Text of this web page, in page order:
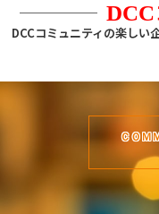
DCCコミュニティの楽しい
ＣＯＭ